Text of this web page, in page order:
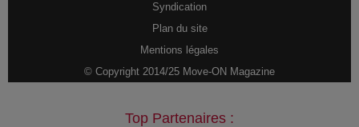
Syndication
Plan du site
Mentions légales
© Copyright 2014/25 Move-ON Magazine
Top Partenaires :